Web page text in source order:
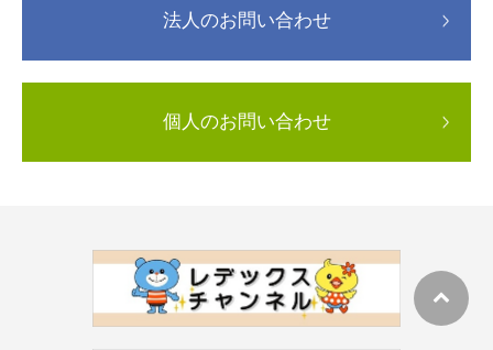
法人のお問い合わせ
個人のお問い合わせ